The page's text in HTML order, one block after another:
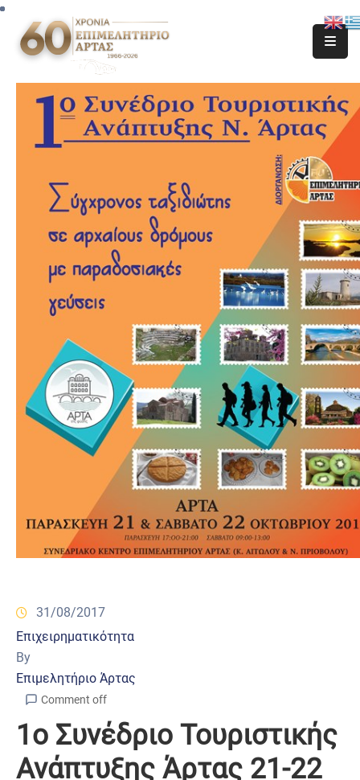
31/08/2017
Επιχειρηματικότητα
By
Επιμελητήριο Άρτας
Comment off
1ο Συνέδριο Τουριστικής
Ανάπτυξης Άρτας 21-22